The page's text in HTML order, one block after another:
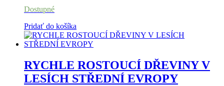
Dostupné
Pridať do košíka
RYCHLE ROSTOUCÍ DŘEVINY V
LESÍCH STŘEDNÍ EVROPY